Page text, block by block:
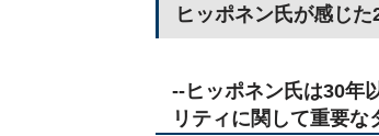
ヒッポネン氏が感じ
--ヒッポネン氏は30年
リティに関して重要な